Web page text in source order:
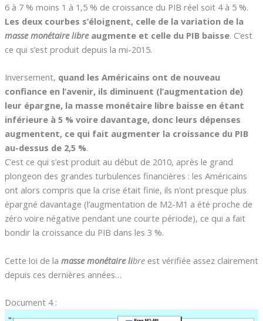
6 à 7 % moins 1 à 1,5 % de croissance du PIB réel soit 4 à 5 %.
Les deux courbes s’éloignent, celle de la variation de la
masse monétaire libre augmente et celle du PIB baisse. C’est
ce qui s’est produit depuis la mi-2015.
Inversement, quand les Américains ont de nouveau
confiance en l’avenir, ils diminuent (l’augmentation de)
leur épargne, la masse monétaire libre baisse en étant
inférieure à 5 % voire davantage, donc leurs dépenses
augmentent, ce qui fait augmenter la croissance du PIB
au-dessus de 2,5 %.
C’est ce qui s’est produit au début de 2010, après le grand
plongeon des grandes turbulences financières : les Américains
ont alors compris que la crise était finie, ils n’ont presque plus
épargné davantage (l’augmentation de M2-M1 a été proche de
zéro voire négative pendant une courte période), ce qui a fait
bondir la croissance du PIB dans les 3 %.
Cette loi de la masse monétaire libre est vérifiée assez clairement
depuis ces dernières années…
Document 4 :